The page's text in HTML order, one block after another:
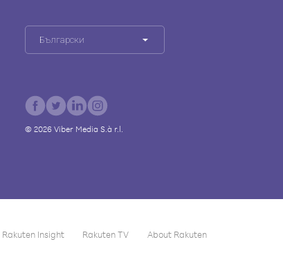
Български
© 2026 Viber Media S.à r.l.
Rakuten Insight Rakuten TV About Rakuten